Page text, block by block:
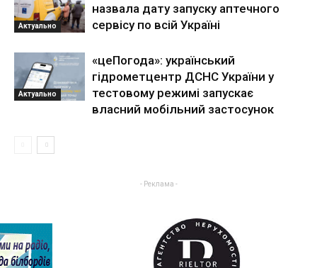
Актуально
назвала дату запуску аптечного
сервісу по всій Україні
Актуально
«цеПогода»: український
гідрометцентр ДСНС України у
тестовому режимі запускає
власний мобільний застосунок
- Реклама -